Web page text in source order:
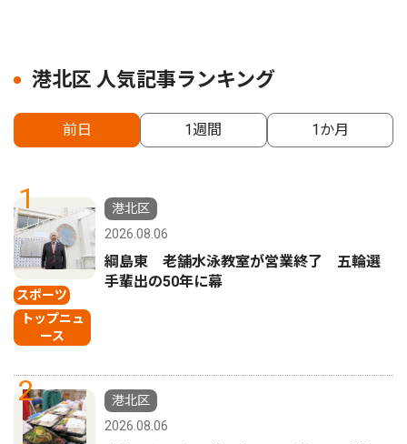
港北区 人気記事ランキング
前日 1週間 1か月
1
スポーツ
トップニュ
ース
港北区
2026.08.06
綱島東 老舗水泳教室が営業終了 五輪選
手輩出の50年に幕
2
港北区
2026.08.06